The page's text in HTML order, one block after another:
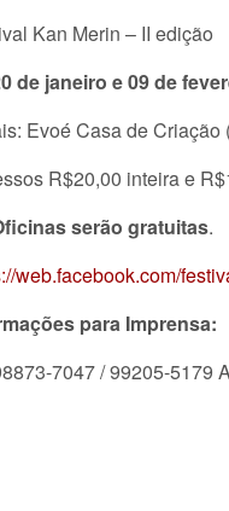
Kan Merin – II edição
de janeiro e 09 de
Evoé Casa de
R$20,00 inteira e
serão gratuitas.
web.facebook.com/
para Imprensa:
7047 / 99205-5179